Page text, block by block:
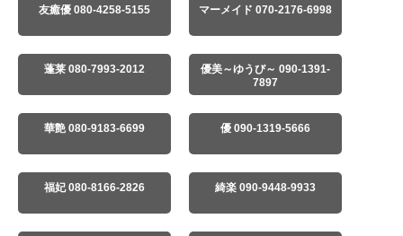
友癒優 080-4258-5155 マーメイド 070-2176-6998
蓬莱 080-7993-2012
優美～ゆうび～ 090-1391-
7897
華艶 080-9183-6699 優 090-1319-5666
福妃 080-8166-2826 綺楽 090-9448-9933